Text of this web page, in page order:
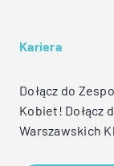
Kariera
Dołącz do
Kobiet! Dołącz
Warszawskich